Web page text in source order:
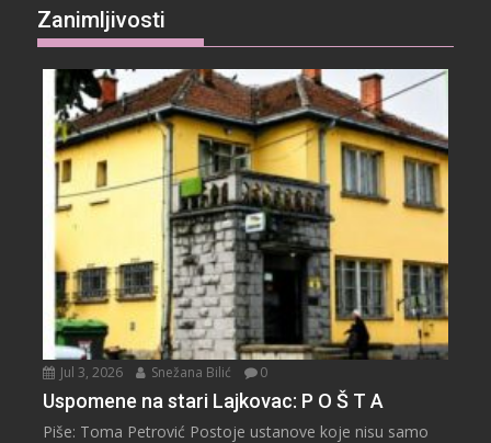
Zanimljivosti
Jul 3, 2026 Snežana Bilić 0
Uspomene na stari Lajkovac: P O Š T A
Piše: Toma Petrović Postoje ustanove koje nisu samo